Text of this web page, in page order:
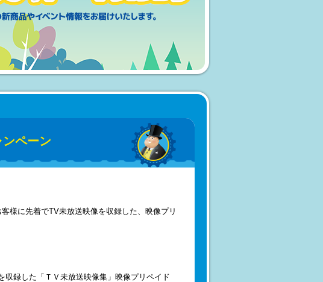
ンペーン
様に先着でTV未放送映像を収録した、映像プリ
収録した「ＴＶ未放送映像集」映像プリペイド